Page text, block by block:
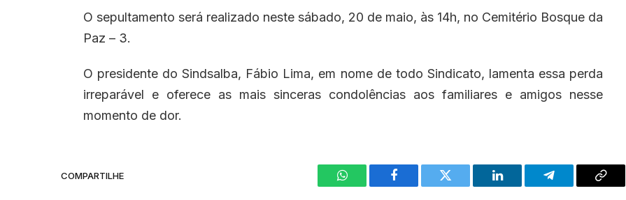
O sepultamento será realizado neste sábado, 20 de maio, às 14h, no Cemitério Bosque da
Paz – 3.
O presidente do Sindsalba, Fábio Lima, em nome de todo Sindicato, lamenta essa perda
irreparável e oferece as mais sinceras condolências aos familiares e amigos nesse
momento de dor.
COMPARTILHE
WhatsAppFacebook Twitter LinkedIn Telegram Copy